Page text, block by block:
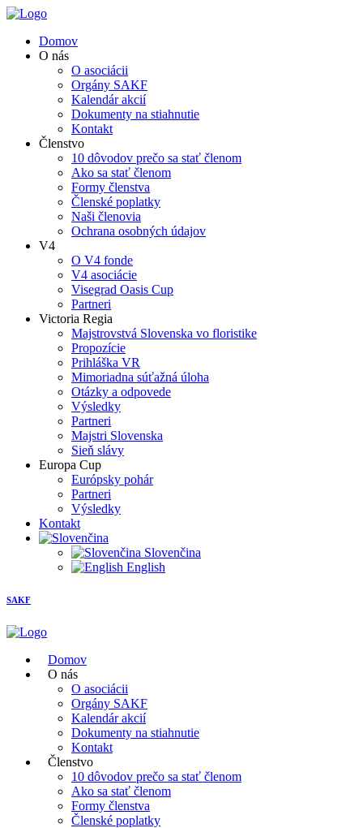
Domov
O nás
O asociácii
Orgány SAKF
Kalendár akcií
Dokumenty na stiahnutie
Kontakt
Členstvo
10 dôvodov prečo sa stať členom
Ako sa stať členom
Formy členstva
Členské poplatky
Naši členovia
Ochrana osobných údajov
V4
O V4 fonde
V4 asociácie
Visegrad Oasis Cup
Partneri
Victoria Regia
Majstrovstvá Slovenska vo floristike
Propozície
Prihláška VR
Mimoriadna súťažná úloha
Otázky a odpovede
Výsledky
Partneri
Majstri Slovenska
Sieň slávy
Europa Cup
Európsky pohár
Partneri
Výsledky
Kontakt
Slovenčina
English
SAKF
Domov
O nás
O asociácii
Orgány SAKF
Kalendár akcií
Dokumenty na stiahnutie
Kontakt
Členstvo
10 dôvodov prečo sa stať členom
Ako sa stať členom
Formy členstva
Členské poplatky